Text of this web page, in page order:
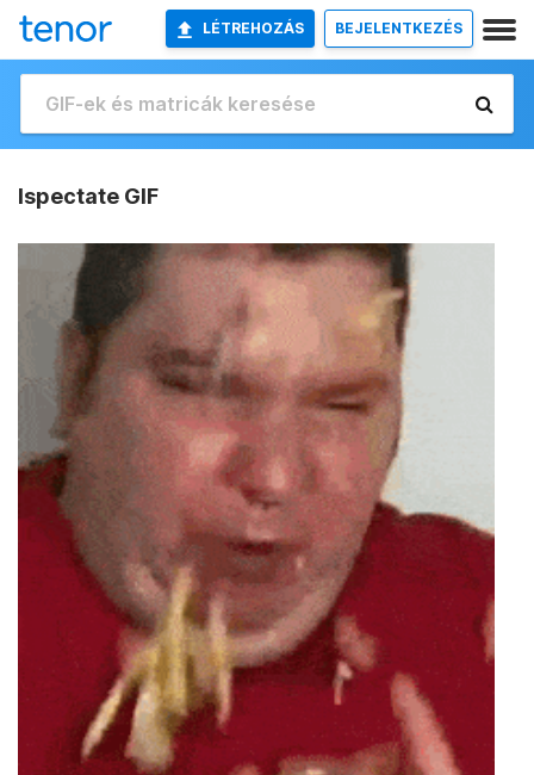
LÉTREHOZÁS BEJELENTKEZÉS
Ispectate GIF